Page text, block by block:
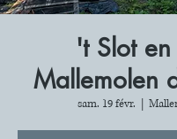
't Slot
Mallemolen
sam. 19 févr.